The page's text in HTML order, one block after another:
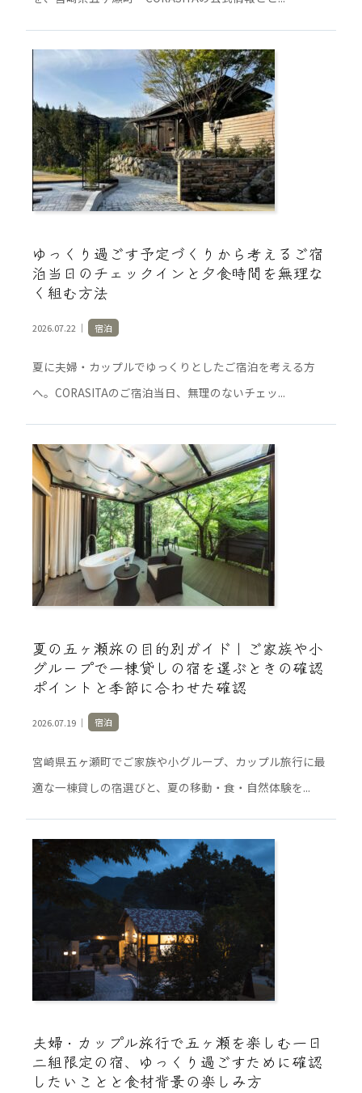
ゆっくり過ごす予定づくりから考えるご宿
泊当日のチェックインと夕食時間を無理な
く組む方法
2026.07.22 ｜ 宿泊
夏に夫婦・カップルでゆっくりとしたご宿泊を考える方
へ。CORASITAのご宿泊当日、無理のないチェッ...
夏の五ヶ瀬旅の目的別ガイド｜ご家族や小
グループで一棟貸しの宿を選ぶときの確認
ポイントと季節に合わせた確認
2026.07.19 ｜ 宿泊
宮崎県五ヶ瀬町でご家族や小グループ、カップル旅行に最
適な一棟貸しの宿選びと、夏の移動・食・自然体験を...
夫婦・カップル旅行で五ヶ瀬を楽しむ一日
二組限定の宿、ゆっくり過ごすために確認
したいことと食材背景の楽しみ方